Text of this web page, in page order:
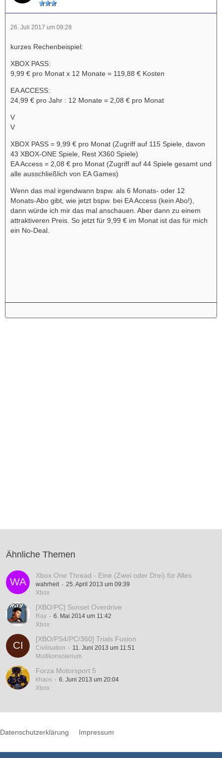
26. Juli 2017 um 09:28
kurzes Rechenbeispiel:
XBOX PASS:
9,99 € pro Monat x 12 Monate = 119,88 € Kosten
EA ACCESS:
24,99 € pro Jahr : 12 Monate = 2,08 € pro Monat
V
V
XBOX PASS = 9,99 € pro Monat (Zugriff auf 115 Spiele, davon
43 XBOX-ONE Spiele, Rest X360 Spiele)
EA Access = 2,08 € pro Monat (Zugriff auf 44 Spiele gesamt und
alle ausschließlich von EA Games)
Wenn das mal irgendwann bspw. als 6 Monats- oder 12
Monats-Abo gibt, wie jetzt bspw. bei EA Access (kein Abo!),
dann würde ich mir das mal anschauen. Aber dann zu einem
attraktiveren Preis. So jetzt für 9,99 € im Monat ist das für mich
ein No-Deal.
Ähnliche Themen
Xbox One Thread - Eine (Zwei oder Drei) für Alles
wahrheit
25. April 2013 um 09:39
Xbox
[XBO/PC] Sunset Overdrive
Ray
6. Mai 2014 um 11:42
Xbox
[XBO/PS4/PC/360] Trials Fusion
Civilisation
11. Juni 2013 um 11:51
Multikonsolerium
Forza Motorsport 5
khaos
6. Juni 2013 um 20:04
Xbox
Datenschutzerklärung Impressum